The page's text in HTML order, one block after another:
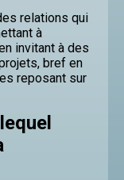
relations qui
à
invitant à des
bref en
reposant sur